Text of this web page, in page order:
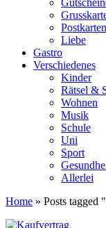
Postkarten
Liebe
Gastro
Verschiedenes
Kinder
Rätsel &
Wohnen
Musik
Schule
Uni
Sport
Allerlei
Home » Posts tagged